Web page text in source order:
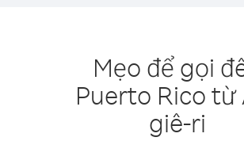
Mẹo để gọi
Puerto Rico từ
giê-ri